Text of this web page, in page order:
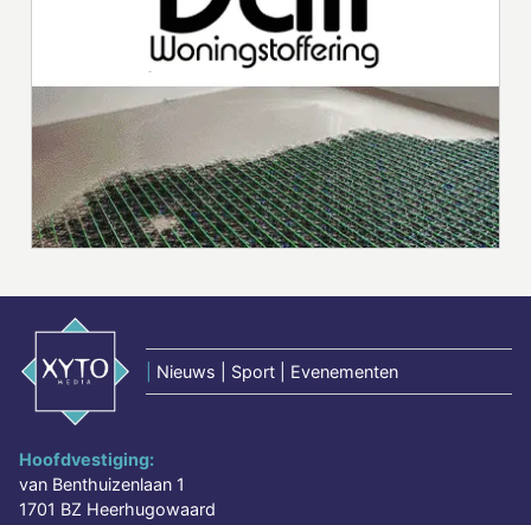
Nieuws | Sport | Evenementen
Hoofdvestiging:
van Benthuizenlaan 1
1701 BZ Heerhugowaard